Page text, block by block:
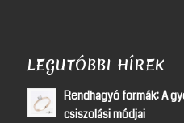
LEGUTÓBBI HÍREK
Rendhagyó formák: A
csiszolási módjai